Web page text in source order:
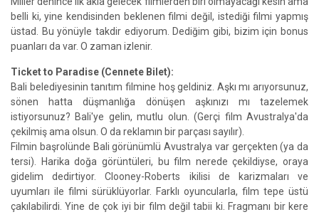
belli ki, yine kendisinden beklenen filmi değil, istediği filmi yapmış
üstad. Bu yönüyle takdir ediyorum. Dediğim gibi, bizim için bonus
puanları da var. O zaman izlenir.
Ticket to Paradise (Cennete Bilet):
Bali belediyesinin tanıtım filmine hoş geldiniz. Aşkı mı arıyorsunuz,
sönen hatta düşmanlığa dönüşen aşkınızı mı tazelemek
istiyorsunuz? Bali'ye gelin, mutlu olun. (Gerçi film Avustralya'da
çekilmiş ama olsun. O da reklamın bir parçası sayılır).
Filmin başrolünde Bali görünümlü Avustralya var gerçekten (ya da
tersi). Harika doğa görüntüleri, bu film nerede çekildiyse, oraya
gidelim dedirtiyor. Clooney-Roberts ikilisi de karizmaları ve
uyumları ile filmi sürüklüyorlar. Farklı oyuncularla, film tepe üstü
çakılabilirdi. Yine de çok iyi bir film değil tabii ki. Fragmanı bir kere